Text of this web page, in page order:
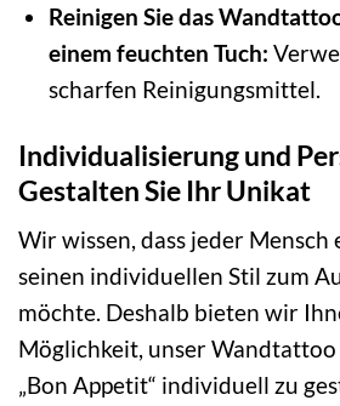
Reinigen Sie das
einem feuchten Tuch:
scharfen Reinigungsmittel.
Individualisierung und
Gestalten Sie Ihr Unikat
Wir wissen, dass jeder
seinen individuellen Stil zum
möchte. Deshalb bieten wir
Möglichkeit, unser
„Bon Appetit“ individuell zu